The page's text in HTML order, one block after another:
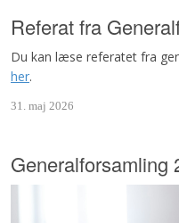
Referat fra
Du kan læse referatet fra
her.
31. maj 2026
Generalforsamling